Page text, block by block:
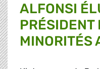
ALFONSI
PRÉSIDENT
MINORITÉS